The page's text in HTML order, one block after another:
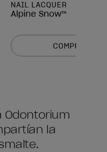
NAIL LACQUER
Alpine Snow™
COMPRAR
Odontorium
la